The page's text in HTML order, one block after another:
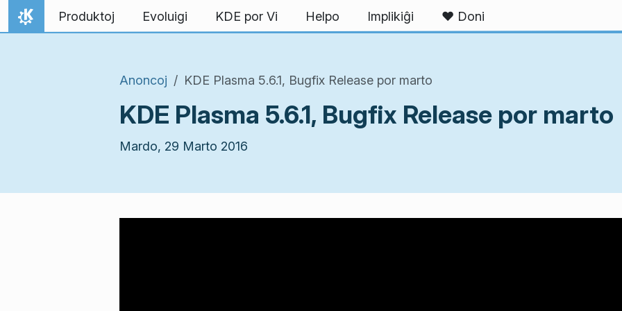
Salti al enhavo
Hejmo
Produktoj Evoluigi KDE por Vi Helpo Implikiĝi ❤ Doni
Anoncoj KDE Plasma 5.6.1, Bugfix Release por marto
KDE Plasma 5.6.1, Bugfix Release por marto
Mardo, 29 Marto 2016